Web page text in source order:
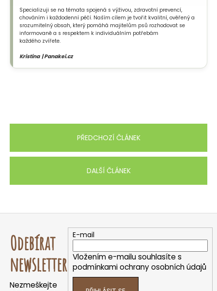
Specializuji se na témata spojená s výživou, zdravotní prevencí,
chováním i každodenní péčí. Naším cílem je tvořit kvalitní, ověřený a
srozumitelný obsah, který pomáhá majitelům psů rozhodovat se
informovaně a s respektem k individuálním potřebám
každého zvířete.
Kristína | Panakei.cz
PŘEDCHOZÍ ČLÁNEK
DALŠÍ ČLÁNEK
Odebírat
newsletter
Nezmeškejte
E-mail
Vložením e-mailu souhlasíte s
podmínkami ochrany osobních údajů